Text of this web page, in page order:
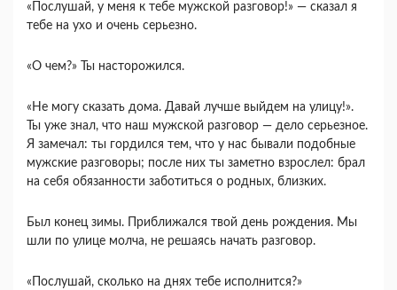
«Послушай, у меня к тебе мужской разговор!» — сказал я
тебе на ухо и очень серьезно.
«О чем?» Ты насторожился.
«Не могу сказать дома. Давай лучше выйдем на улицу!».
Ты уже знал, что наш мужской разговор — дело серьезное.
Я замечал: ты гордился тем, что у нас бывали подобные
мужские разговоры; после них ты заметно взрослел: брал
на себя обязанности заботиться о родных, близких.
Был конец зимы. Приближался твой день рождения. Мы
шли по улице молча, не решаясь начать разговор.
«Послушай, сколько на днях тебе исполнится?»